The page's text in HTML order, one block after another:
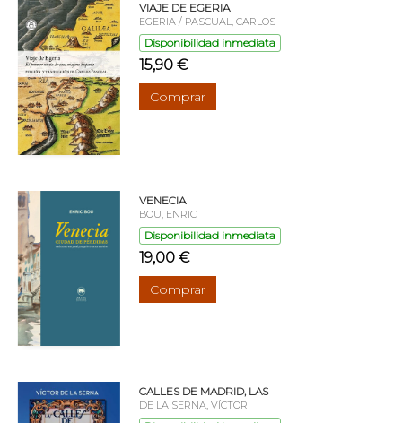
VIAJE DE EGERIA
EGERIA / PASCUAL, CARLOS
Disponibilidad inmediata
15,90 €
Comprar
VENECIA
BOU, ENRIC
Disponibilidad inmediata
19,00 €
Comprar
CALLES DE MADRID, LAS
DE LA SERNA, VÍCTOR